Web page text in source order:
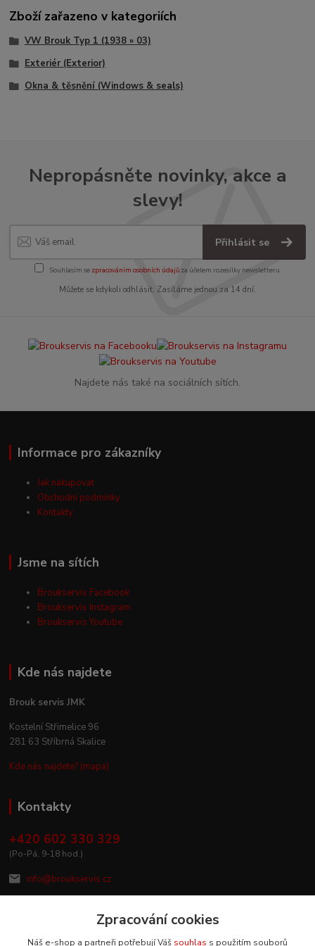
Zboží zařazeno v kategoriích
VW Brouk Typ 1 (1938 » 03)
Exteriér (Exterior)
Okna & těsnění (Windows & seals)
Nepropásněte novinky, akce a
slevy!
Přihlásit se
Souhlasím se zpracováním osobních údajůza účelem rozesílky newsletteru.
Můžete se kdykoli odhlásit. Zasíláme jednou za 14 dní.
Najdete nás také na sociálních sítích.
Informace pro zákazníky
Jak nakupovat
Obchodní podmínky
Kontakty
Jsme na sítích
Broukservis Facebook
Broukservis Instagram
Broukservis Youtube
Kde nás najdete
Brouk servis JMK
Kostelní Střimelice 96
281 63 Stříbrná Skalice
Kde nás najdete? (mapa)
Kontakty
+420 602 330 329
(Po-Pá, 9-18 hod.)
info@broukservis.cz
Zpracování cookies
Náš e-shop a partneři potřebují Váš souhlas s použitím souborů